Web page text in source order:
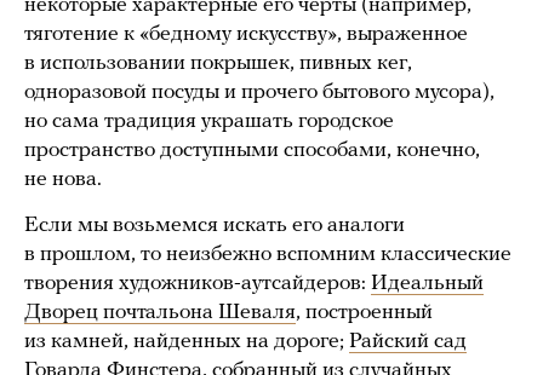
некоторые характерные его черты (например,
тяготение к «бедному искусству», выраженное
в использовании покрышек, пивных кег,
одноразовой посуды и прочего бытового мусора),
но сама традиция украшать городское
пространство доступными способами, конечно,
не нова.
Если мы возьмемся искать его аналоги
в прошлом, то неизбежно вспомним классические
творения художников-аутсайдеров: Идеальный
Дворец почтальона Шеваля, построенный
из камней, найденных на дороге; Райский сад
Говарда Финстера, собранный из случайных